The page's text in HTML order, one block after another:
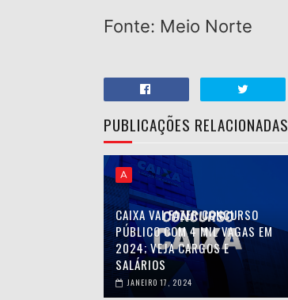
Fonte: Meio Norte
PUBLICAÇÕES RELACIONADAS
A
CAIXA VAI FAZER CONCURSO
PÚBLICO COM 4 MIL VAGAS EM
2024; VEJA CARGOS E
SALÁRIOS
JANEIRO 17, 2024